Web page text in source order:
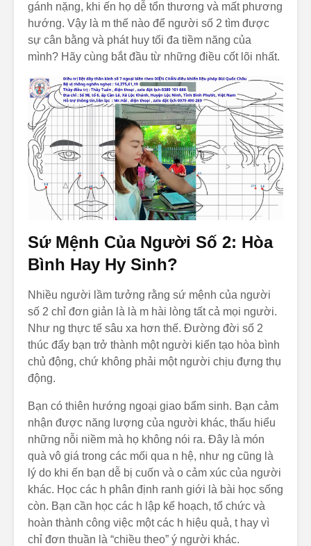
gánh nặng, khi ến họ dễ tổn thương và mất phương
hướng. Vậy là m thế nào để người số 2 tìm được
sự cân bằng và phát huy tối đa tiềm năng của
mình? Hãy cùng bắt đầu từ những điều cốt lõi nhất.
Sứ Mệnh Của Người Số 2: Hòa
Bình Hay Hy Sinh?
Nhiều người lầm tưởng rằng sứ mệnh của người
số 2 chỉ đơn giản là là m hài lòng tất cả mọi người.
Như ng thực tế sâu xa hơn thế. Đường đời số 2
thúc đẩy bạn trở thành một người kiến tạo hòa bình
chủ động, chứ không phải một người chịu đựng thụ
động.
Bạn có thiên hướng ngoại giao bẩm sinh. Bạn cảm
nhận được năng lượng của người khác, thấu hiểu
những nỗi niềm mà họ không nói ra. Đây là món
quà vô giá trong các mối qua n hệ, như ng cũng là
lý do khi ến bạn dễ bị cuốn và o cảm xúc của người
khác. Học các h phân định ranh giới là bài học sống
còn. Bạn cần học các h lập kế hoạch, tổ chức và
hoàn thành công việc một các h hiệu quả, t hay vì
chỉ đơn thuần là “chiều theo” ý người khác.
Chỉ Số Nhân Các h
Trong Thần Số
Học: Chiếc Gương
Phản Chiếu Con
Người Thật Của
Bạn
Chỉ Số Nhân Các
h: Bí Mật Về Ấn
Tượng Đầu Tiên
Được Giấu Trong
Tên Bạn